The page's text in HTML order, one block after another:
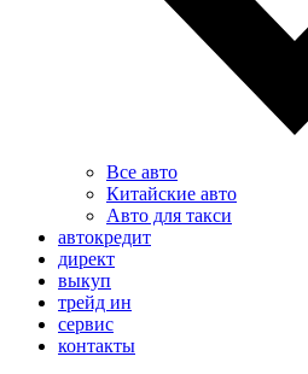
Все авто
Китайские авто
Авто для такси
автокредит
директ
выкуп
трейд ин
сервис
контакты